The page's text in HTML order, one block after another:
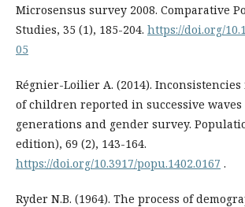
Microsensus survey 2008. Comparative
Studies, 35 (1), 185-204. https://doi.org/
05
Régnier-Loilier A. (2014).
of children reported in successive
generations and gender survey.
edition), 69 (2), 143-164.
https://doi.org/10.3917/popu.1402.0167 .
Ryder N.B. (1964). The process of